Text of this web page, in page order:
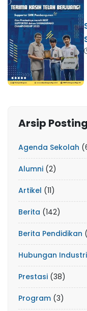
Arsip
Agenda Sekolah
Alumni (2)
Artikel (11)
Berita (142)
Berita Pendidikan
Hubungan Industri
Prestasi (38)
Program (3)